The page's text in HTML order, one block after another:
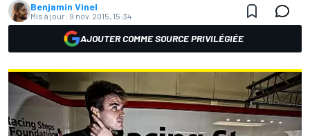
Benjamin Vinel
Mis à jour: 9 nov. 2015, 15:34
AJOUTER COMME SOURCE PRIVILÉGIÉE